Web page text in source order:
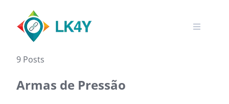
content
9 Posts
Armas de Pressão